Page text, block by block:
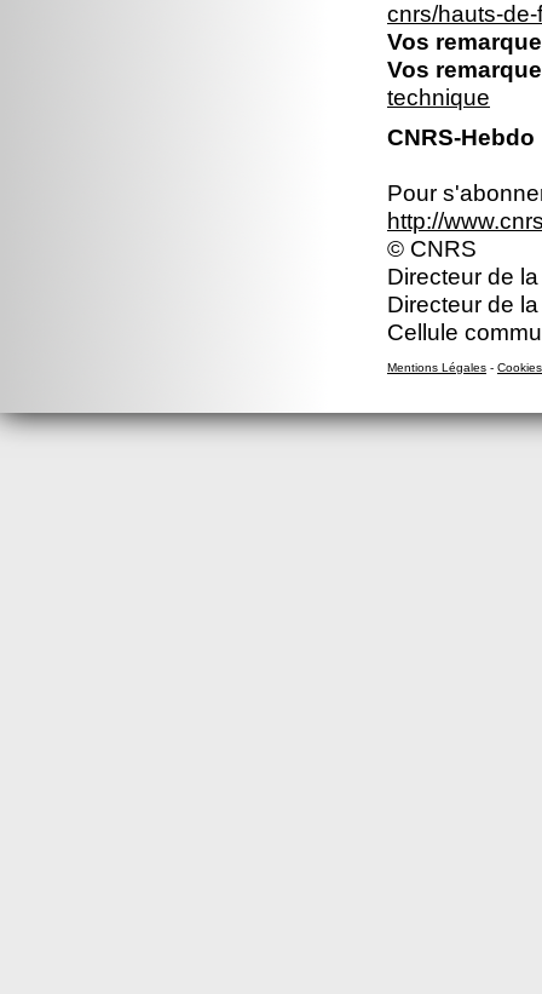
cnrs/hauts-
Vos
Vos
technique
CNRS-
Pour
http://
© CNRS
Directeur de
Directeur de
Cellule
Mentions Légales - Cookies